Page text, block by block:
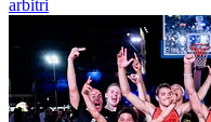
arbitri